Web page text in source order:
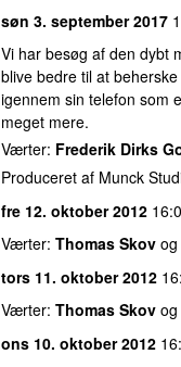
søn 3. september 2017
Vi har besøg af den dybt
blive bedre til at
igennem sin telefon som
meget mere.
Værter: Frederik Dirks
Produceret af Munck
fre 12. oktober 2012
Værter: Thomas Skov og
tors 11. oktober 2012
Værter: Thomas Skov og
ons 10. oktober 2012